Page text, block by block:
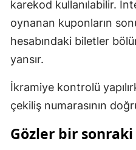
karekod kullanılabilir.
oynanan kuponların
hesabındaki biletler
yansır.
İkramiye kontrolü
çekiliş numarasının
Gözler bir